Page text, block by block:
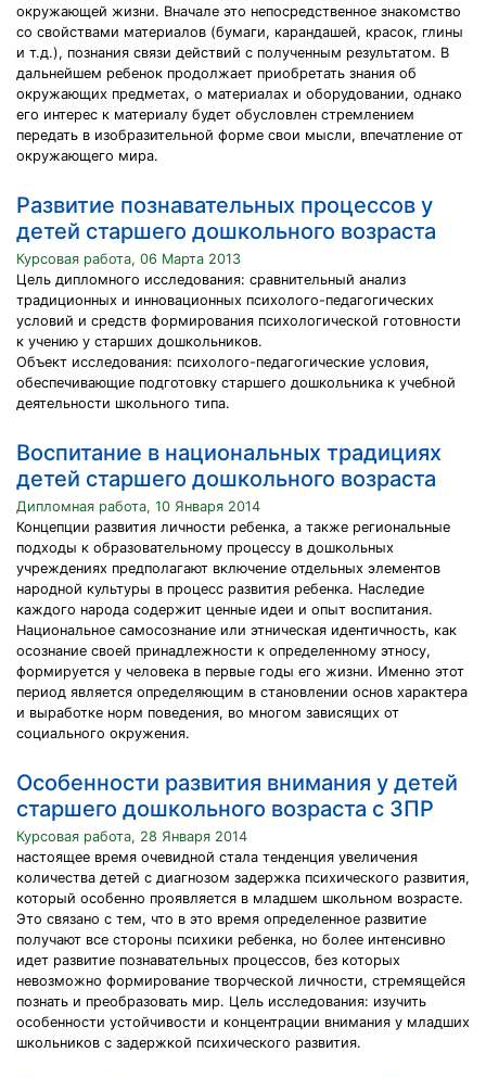
окружающей жизни. Вначале это непосредственное знакомство
со свойствами материалов (бумаги, карандашей, красок, глины
и т.д.), познания связи действий с полученным результатом. В
дальнейшем ребенок продолжает приобретать знания об
окружающих предметах, о материалах и оборудовании, однако
его интерес к материалу будет обусловлен стремлением
передать в изобразительной форме свои мысли, впечатление от
окружающего мира.
Развитие познавательных процессов у
детей старшего дошкольного возраста
Курсовая работа, 06 Марта 2013
Цель дипломного исследования: сравнительный анализ
традиционных и инновационных психолого-педагогических
условий и средств формирования психологической готовности
к учению у старших дошкольников.
Объект исследования: психолого-педагогические условия,
обеспечивающие подготовку старшего дошкольника к учебной
деятельности школьного типа.
Воспитание в национальных традициях
детей старшего дошкольного возраста
Дипломная работа, 10 Января 2014
Концепции развития личности ребенка, а также региональные
подходы к образовательному процессу в дошкольных
учреждениях предполагают включение отдельных элементов
народной культуры в процесс развития ребенка. Наследие
каждого народа содержит ценные идеи и опыт воспитания.
Национальное самосознание или этническая идентичность, как
осознание своей принадлежности к определенному этносу,
формируется у человека в первые годы его жизни. Именно этот
период является определяющим в становлении основ характера
и выработке норм поведения, во многом зависящих от
социального окружения.
Особенности развития внимания у детей
старшего дошкольного возраста с ЗПР
Курсовая работа, 28 Января 2014
настоящее время очевидной стала тенденция увеличения
количества детей с диагнозом задержка психического развития,
который особенно проявляется в младшем школьном возрасте.
Это связано с тем, что в это время определенное развитие
получают все стороны психики ребенка, но более интенсивно
идет развитие познавательных процессов, без которых
невозможно формирование творческой личности, стремящейся
познать и преобразовать мир. Цель исследования: изучить
особенности устойчивости и концентрации внимания у младших
школьников с задержкой психического развития.